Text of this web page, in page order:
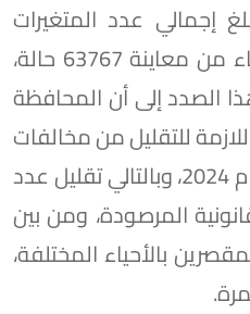
فقد بلغ إجمالي عدد المتغيرات
64008 متغيرات، تم الانتهاء من معاينة 63767 حالة،
في هذا الصدد إلى أن المحافظة
للتقليل من مخالفات
البناء الجديدة منذ أواخر عام 2024، وبالتالي تقليل عدد
المرصودة، ومن بين
بالأحياء المختلفة،